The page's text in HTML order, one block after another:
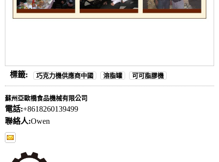
標籤: 巧克力機供應商中國 溶脂罐 可可脂膠機
蘇州亞歐橋食品機械有限公司
電話:+8618260139499
聯絡人:Owen